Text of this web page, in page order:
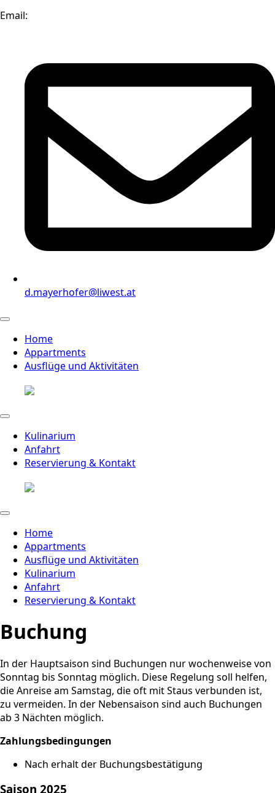
Email:
d.mayerhofer@liwest.at
Home
Appartments
Ausflüge und Aktivitäten
Kulinarium
Anfahrt
Reservierung & Kontakt
Home
Appartments
Ausflüge und Aktivitäten
Kulinarium
Anfahrt
Reservierung & Kontakt
Buchung
In der Hauptsaison sind Buchungen nur wochenweise von
Sonntag bis Sonntag möglich. Diese Regelung soll helfen,
die Anreise am Samstag, die oft mit Staus verbunden ist,
zu vermeiden. In der Nebensaison sind auch Buchungen
ab 3 Nächten möglich.
Zahlungsbedingungen
Nach erhalt der Buchungsbestätigung
Saison 2025